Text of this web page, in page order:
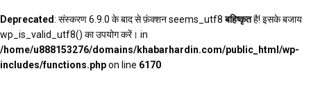
Deprecated: संस्करण 6.9.0 के बाद से फ़ंक्शन seems_utf8बहिष्कृतहै! इसके बजाय
wp_is_valid_utf8() का उपयोग करें। in
/home/u888153276/domains/khabarhardin.com/public_html/wp-
includes/functions.phpon line 6170